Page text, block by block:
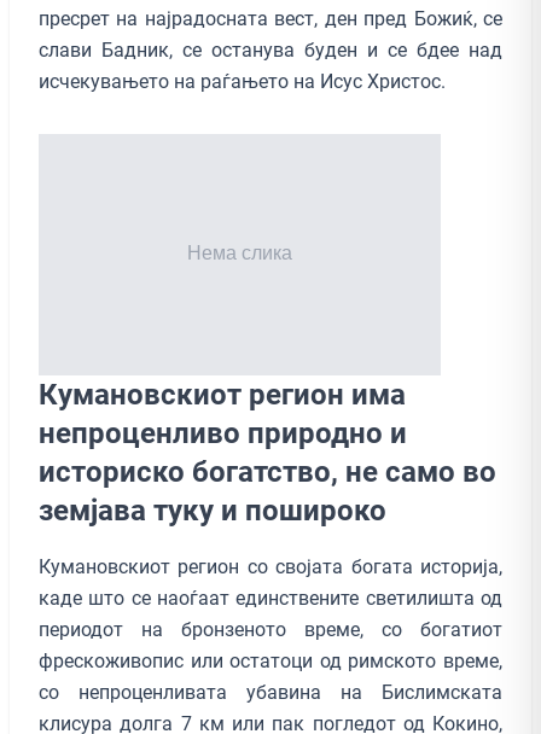
пресрет на најрадосната вест, ден пред Божиќ, се
слави Бадник, се останува буден и се бдее над
исчекувањето на раѓањето на Исус Христос.
Кумановскиот регион има
непроценливо природно и
историско богатство, не само во
земјава туку и пошироко
Кумановскиот регион со својата богата историја,
каде што се наоѓаат единствените светилишта од
периодот на бронзеното време, со богатиот
фрескоживопис или остатоци од римското време,
со непроценливата убавина на Бислимската
клисура долга 7 км или пак погледот од Кокино,